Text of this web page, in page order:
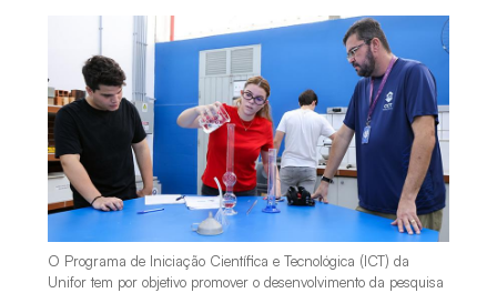
O Programa de Iniciação Científica e Tecnológica (ICT) da
Unifor tem por objetivo promover o desenvolvimento da pesquisa